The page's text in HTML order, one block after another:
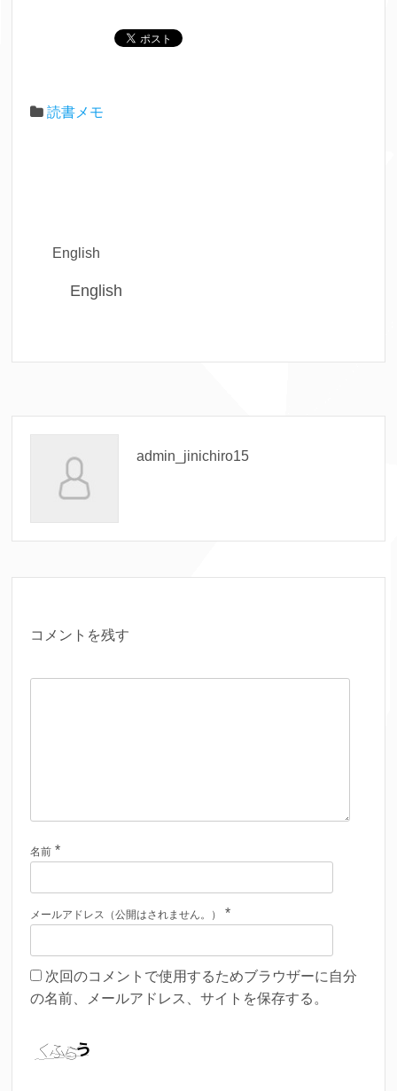
読書メモ
English
English
admin_jinichiro15
コメントを残す
名前 *
メールアドレス（公開はされません。） *
次回のコメントで使用するためブラウザーに自分
の名前、メールアドレス、サイトを保存する。